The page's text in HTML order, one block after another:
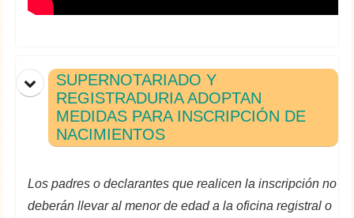
SUPERNOTARIADO Y
REGISTRADURIA ADOPTAN
MEDIDAS PARA INSCRIPCIÓN DE
NACIMIENTOS
Los padres o declarantes que realicen la inscripción no
deberán llevar al menor de edad a la oficina registral o